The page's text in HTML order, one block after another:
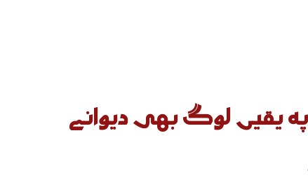
یقیں لوگ بھی دیوانے